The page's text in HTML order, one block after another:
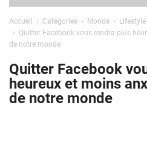
Accueil Catégories Monde
Lifestyle
Quitter Facebook vous rendra plus
de notre monde
Quitter Facebook
heureux et moins
de notre monde